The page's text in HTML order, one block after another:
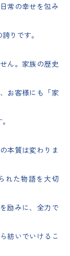
常の幸せを包み
りです。
ん。家族の歴史
お客様にも「家
本質は変わりま
れた物語を大切
励みに、全力で
紡いでいけるこ